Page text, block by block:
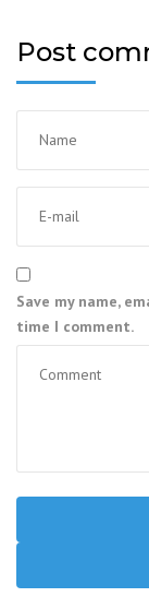
Post
Save my name,
time I comment.